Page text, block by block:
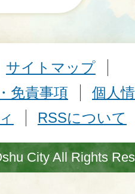
サイトマップ
免責事項
個人
RSSについて
City All Rights